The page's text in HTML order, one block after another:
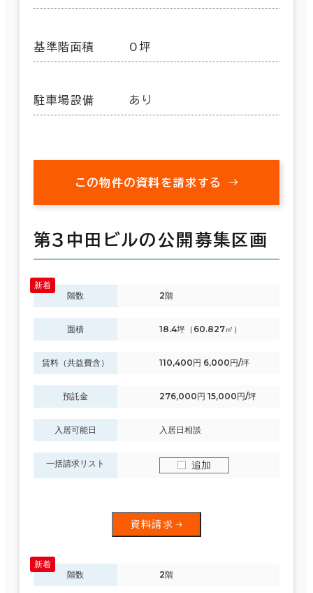
基準階面積 0坪
駐車場設備 あり
この物件の資料を請求する
第３中田ビルの公開募集区画
階数 2階
面積 18.4坪（60.827㎡）
賃料（共益費含） 110,400円 6,000円/坪
預託金 276,000円 15,000円/坪
入居可能日 入居日相談
一括請求リスト 追加
資料請求
階数 2階